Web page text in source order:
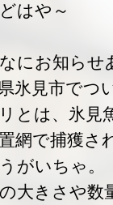
はや～
にお知らせ
氷見市でつ
とは、氷見
網で捕獲さ
がいちゃ。
大きさや数